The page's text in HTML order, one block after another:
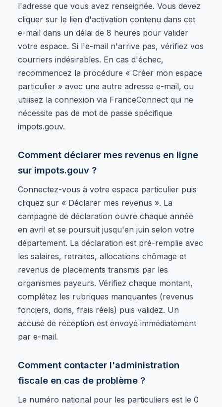
l'adresse que vous avez renseignée. Vous devez
cliquer sur le lien d'activation contenu dans cet
e-mail dans un délai de 8 heures pour valider
votre espace. Si l'e-mail n'arrive pas, vérifiez vos
courriers indésirables. En cas d'échec,
recommencez la procédure « Créer mon espace
particulier » avec une autre adresse e-mail, ou
utilisez la connexion via FranceConnect qui ne
nécessite pas de mot de passe spécifique
impots.gouv.
Comment déclarer mes revenus en ligne
sur impots.gouv ?
Connectez-vous à votre espace particulier puis
cliquez sur « Déclarer mes revenus ». La
campagne de déclaration ouvre chaque année
en avril et se poursuit jusqu'en juin selon votre
département. La déclaration est pré-remplie avec
les salaires, retraites, allocations chômage et
revenus de placements transmis par les
organismes payeurs. Vérifiez chaque montant,
complétez les rubriques manquantes (revenus
fonciers, dons, frais réels) puis validez. Un
accusé de réception est envoyé immédiatement
par e-mail.
Comment contacter l'administration
fiscale en cas de problème ?
Le numéro national pour les particuliers est le 0